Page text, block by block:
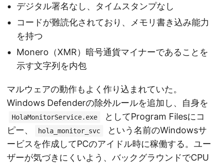
デジタル署名なし、タイムスタンプなし
コードが難読化されており、メモリ書き込み能力
を持つ
Monero（XMR）暗号通貨マイナーであることを
示す文字列を内包
マルウェアの動作もよく作り込まれていた。
Windows Defenderの除外ルールを追加し、自身を
HolaMonitorService.exe
としてProgram Filesにコ
ピー、
hola_monitor_svc
という名前のWindowsサ
ービスを作成してPCのアイドル時に稼働する。ユー
ザーが気づきにくいよう、バックグラウンドでCPU